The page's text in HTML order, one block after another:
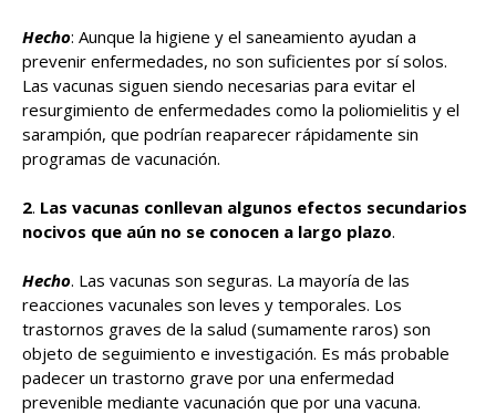
Hecho: Aunque la higiene y el saneamiento ayudan a
prevenir enfermedades, no son suficientes por sí solos.
Las vacunas siguen siendo necesarias para evitar el
resurgimiento de enfermedades como la poliomielitis y el
sarampión, que podrían reaparecer rápidamente sin
programas de vacunación.
2. Las vacunas conllevan algunos efectos secundarios
nocivos que aún no se conocen a largo plazo.
Hecho. Las vacunas son seguras. La mayoría de las
reacciones vacunales son leves y temporales. Los
trastornos graves de la salud (sumamente raros) son
objeto de seguimiento e investigación. Es más probable
padecer un trastorno grave por una enfermedad
prevenible mediante vacunación que por una vacuna.